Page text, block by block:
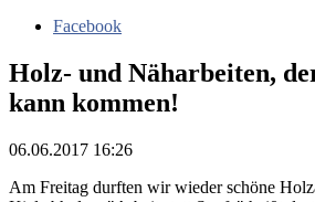
Facebook
Holz- und Näharbeiten,
kann kommen!
06.06.2017 16:26
Am Freitag durften wir wieder schöne